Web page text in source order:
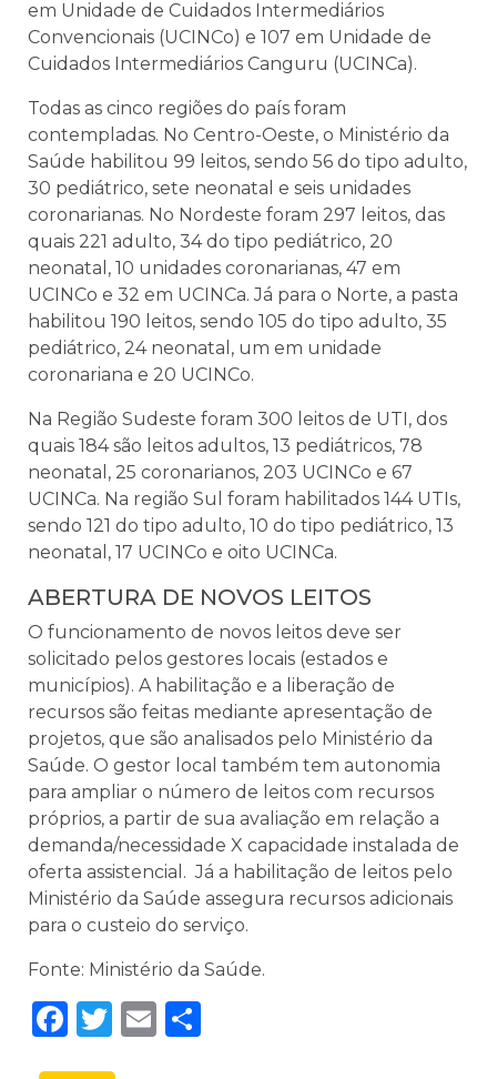
em Unidade de Cuidados Intermediários
Convencionais (UCINCo) e 107 em Unidade de
Cuidados Intermediários Canguru (UCINCa).
Todas as cinco regiões do país foram
contempladas. No Centro-Oeste, o Ministério da
Saúde habilitou 99 leitos, sendo 56 do tipo adulto,
30 pediátrico, sete neonatal e seis unidades
coronarianas. No Nordeste foram 297 leitos, das
quais 221 adulto, 34 do tipo pediátrico, 20
neonatal, 10 unidades coronarianas, 47 em
UCINCo e 32 em UCINCa. Já para o Norte, a pasta
habilitou 190 leitos, sendo 105 do tipo adulto, 35
pediátrico, 24 neonatal, um em unidade
coronariana e 20 UCINCo.
Na Região Sudeste foram 300 leitos de UTI, dos
quais 184 são leitos adultos, 13 pediátricos, 78
neonatal, 25 coronarianos, 203 UCINCo e 67
UCINCa. Na região Sul foram habilitados 144 UTIs,
sendo 121 do tipo adulto, 10 do tipo pediátrico, 13
neonatal, 17 UCINCo e oito UCINCa.
ABERTURA DE NOVOS LEITOS
O funcionamento de novos leitos deve ser
solicitado pelos gestores locais (estados e
municípios). A habilitação e a liberação de
recursos são feitas mediante apresentação de
projetos, que são analisados pelo Ministério da
Saúde. O gestor local também tem autonomia
para ampliar o número de leitos com recursos
próprios, a partir de sua avaliação em relação a
demanda/necessidade X capacidade instalada de
oferta assistencial. Já a habilitação de leitos pelo
Ministério da Saúde assegura recursos adicionais
para o custeio do serviço.
Fonte: Ministério da Saúde.
Facebook
Twitter
Email